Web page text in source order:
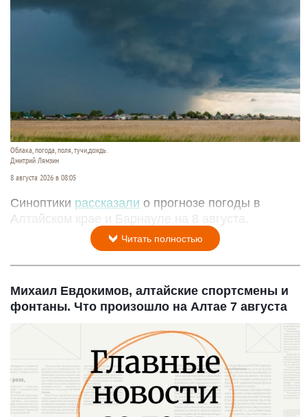
Облака, погода, поля, тучи,дождь.
Дмитрий Лямзин
8 августа 2026 в 08:05
Синоптики рассказали о прогнозе погоды в
Алтайском крае и Барнауле на 8 августа.
Читать полностью
Михаил Евдокимов, алтайские спортсмены и
фонтаны. Что произошло на Алтае 7 августа